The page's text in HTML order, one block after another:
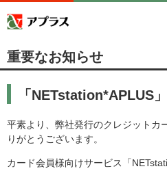
アプラス SBI新生銀
重要なお知らせ
「NETstation*APLUS
平素より、弊社発行のクレジットカ
りがとうございます。
カード会員様向けサービス「